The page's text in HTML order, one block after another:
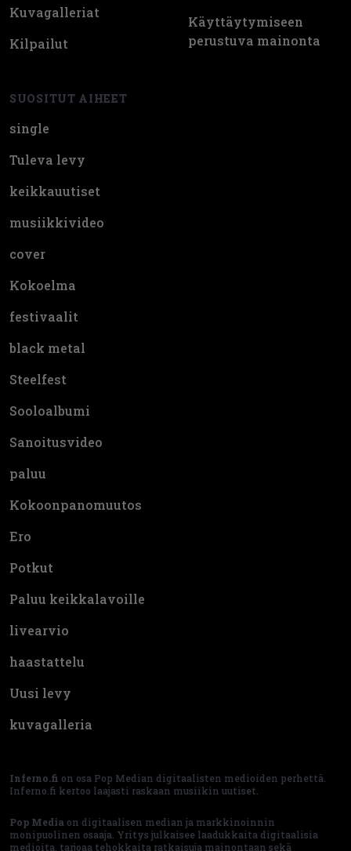
Kuvagalleriat
Kilpailut
SUOSITUT AIHEET
single
Tuleva levy
keikkauutiset
musiikkivideo
cover
Kokoelma
festivaalit
black metal
Steelfest
Sooloalbumi
Sanoitusvideo
paluu
Kokoonpanomuutos
Ero
Potkut
Paluu keikkalavoille
livearvio
haastattelu
Uusi levy
kuvagalleria
Käyttäytymiseen
perustuva mainonta
Inferno.fi on osa Pop Median digitaalisten medioiden perhettä.
Inferno.fi kertoo laajasti raskaan musiikin uutiset.
Pop Media on digitaalisen median ja markkinoinnin
monipuolinen osaaja. Yritys julkaisee laadukkaita digitaalisia
medioita, tarjoaa tehokkaita ratkaisuja mainontaan sekä